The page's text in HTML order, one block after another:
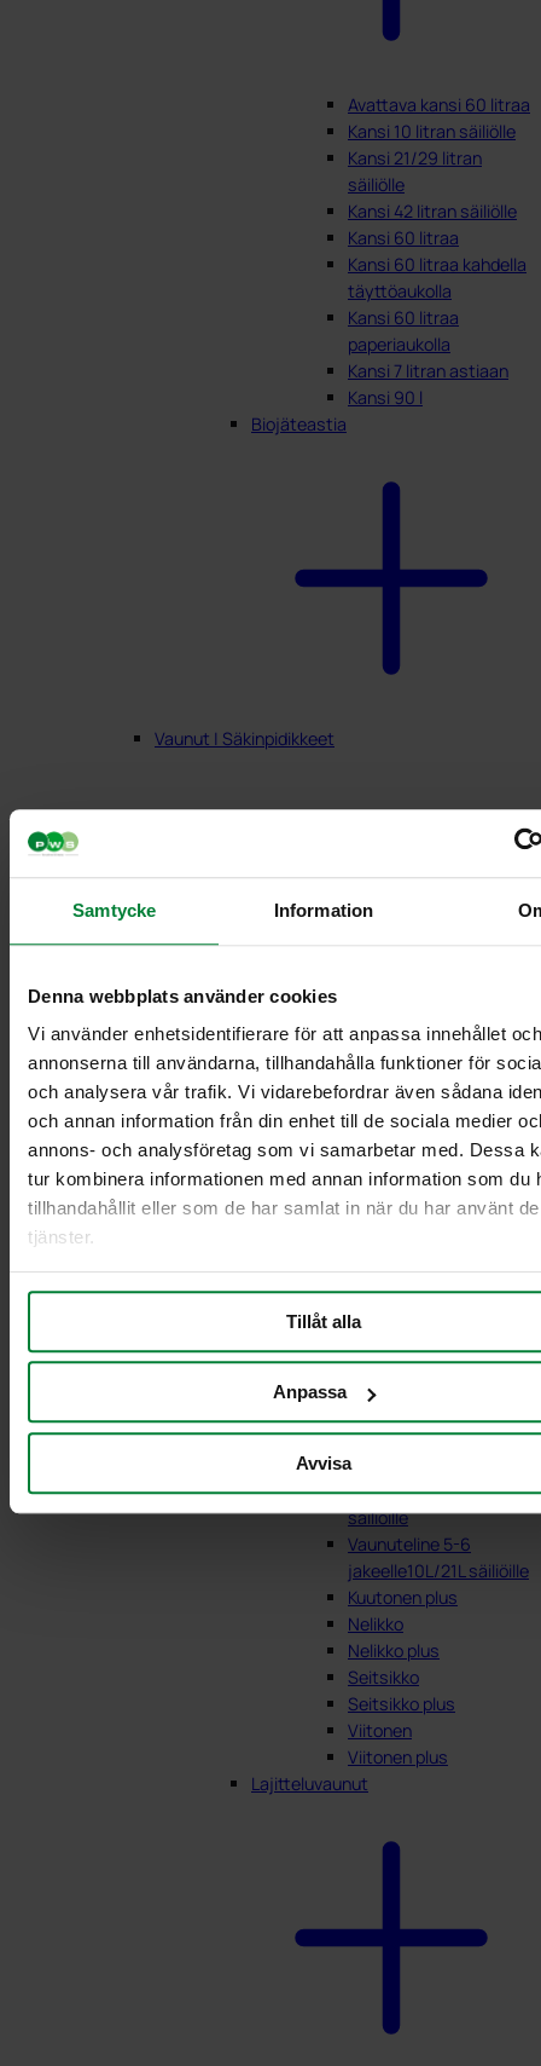
Samtycke Information
Denna webbplats använder cookies
Vi använder enhetsidentifierare för att anpassa innehållet och
annonserna till användarna, tillhandahålla funktioner för
och analysera vår trafik. Vi vidarebefordrar även sådana
och annan information från din enhet till de sociala medier
annons- och analysföretag som vi samarbetar med. Dessa
tur kombinera informationen med annan information som du
tillhandahållit eller som de har samlat in när du har använt
tjänster.
Tillåt alla
Anpassa
Avvisa
Avattava kansi 60 litraa
Kansi 10 litran säiliölle
Kansi 21/29 litran
säiliölle
Kansi 42 litran säiliölle
Kansi 60 litraa
Kansi 60 litraa kahdella
täyttöaukolla
Kansi 60 litraa
paperiaukolla
Kansi 7 litran astiaan
Kansi 90 l
Biojäteastia
Vaunut | Säkinpidikkeet
Lajittelu vaunut
Vaunuteline 3-4
jakeelle 10L/21L
säiliöille
Vaunuteline 5-6
jakeelle10L/21L säiliöille
Kuutonen plus
Nelikko
Nelikko plus
Seitsikko
Seitsikko plus
Viitonen
Viitonen plus
Lajitteluvaunut